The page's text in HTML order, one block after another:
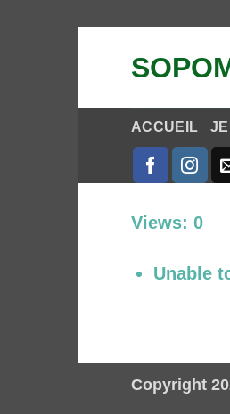
ACCUEIL
Views: 0
Unable
Copyright